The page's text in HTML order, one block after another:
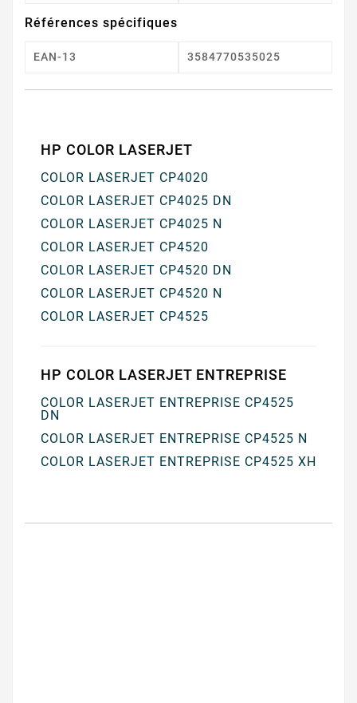
Références spécifiques
EAN-13 3584770535025
HP COLOR LASERJET
COLOR LASERJET CP4020
COLOR LASERJET CP4025 DN
COLOR LASERJET CP4025 N
COLOR LASERJET CP4520
COLOR LASERJET CP4520 DN
COLOR LASERJET CP4520 N
COLOR LASERJET CP4525
HP COLOR LASERJET ENTREPRISE
COLOR LASERJET ENTREPRISE CP4525
DN
COLOR LASERJET ENTREPRISE CP4525 N
COLOR LASERJET ENTREPRISE CP4525 XH